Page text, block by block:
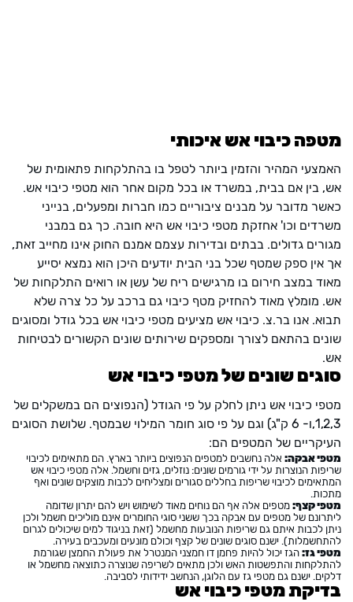
מטפה כיבוי אש איכותי
האמצעי המהיר והזמין ביותר לטפל בו בהתלקחות פתאומית של
אש, בין אם בבית, במשרד או בכל מקום אחר הוא מטפי כיבוי אש.
כאשר מדובר על מבנים ציבוריים כמו חברות ומפעלים, בנייני
משרדים וכו' אחזקת מטפי כיבוי אש היא חובה. כך גם במבני
מגורים גדולים. בבתים ובדירות עצמם אמנם החוק אינו מחייב זאת,
אך אין ספק שמטף שכל בני הבית יודעים היכן הוא נמצא יסייע
מאוד במצב חירום בו מרגישים ריח של עשן או רואים התלקחות של
אש. מומלץ מאוד להחזיק מטף כיבוי גם ברכב על כל צרה שלא
תבוא. אנו בר.צ. כיבוי אש מציעים מטפי כיבוי אש בכל גודל ומסוגים
שונים בהתאם לצורך ומספקים שירותים שונים הקשורים לבטיחות
אש.
סוגים שונים של מטפי כיבוי אש
מטפי כיבוי אש ניתן לחלק על פי הגודל (הנפוצים הם במשקלים של
1,2,3,ו- 6 ק"ג) וגם על פי סוג חומר המילוי שבמטף. שלושת הסוגים
העיקריים של המטפים הם:
מטפי אבקה: אלה נחשבים למטפים הנפוצים ביותר בארץ. הם מתאימים לכיבוי
שריפות הנוצרות על ידי גורמים שונים: נוזלים, גזים וחשמל. אלה מטפי כיבוי אש
המתאימים לכיבוי שריפות בחללים סגורים ומצליחים לכבות מוצקים שונים ואף
מתכות.
מטפי קצף: מטפים אלה אף הם נוחים מאוד לשימוש ויש להם יתרון שדומה
ליתרונם של מטפים עם אבקה בכך ששני סוגי החומרים אינם מוליכים חשמל ולכן
ניתן לכבות איתם גם שריפות הנובעות מחשמל (זאת בניגוד למים שיכולים לגרום
להתחשמלות). ישנם סוגים שונים של קצף וכולם מונעים ומעכבים בעירה.
מטפי גז: הגז יכול להיות פחמן דו חמצני המנטרל את פעולת החמצן שגורמת
להתלקחות והתפשטות האש ולכן מתאים לשריפה שנוצרה כתוצאה מחשמל או
דלקים. ישנם גם מטפי גז עם הלוגן, הנחשב ידידותי לסביבה.
בדיקת מטפי כיבוי אש